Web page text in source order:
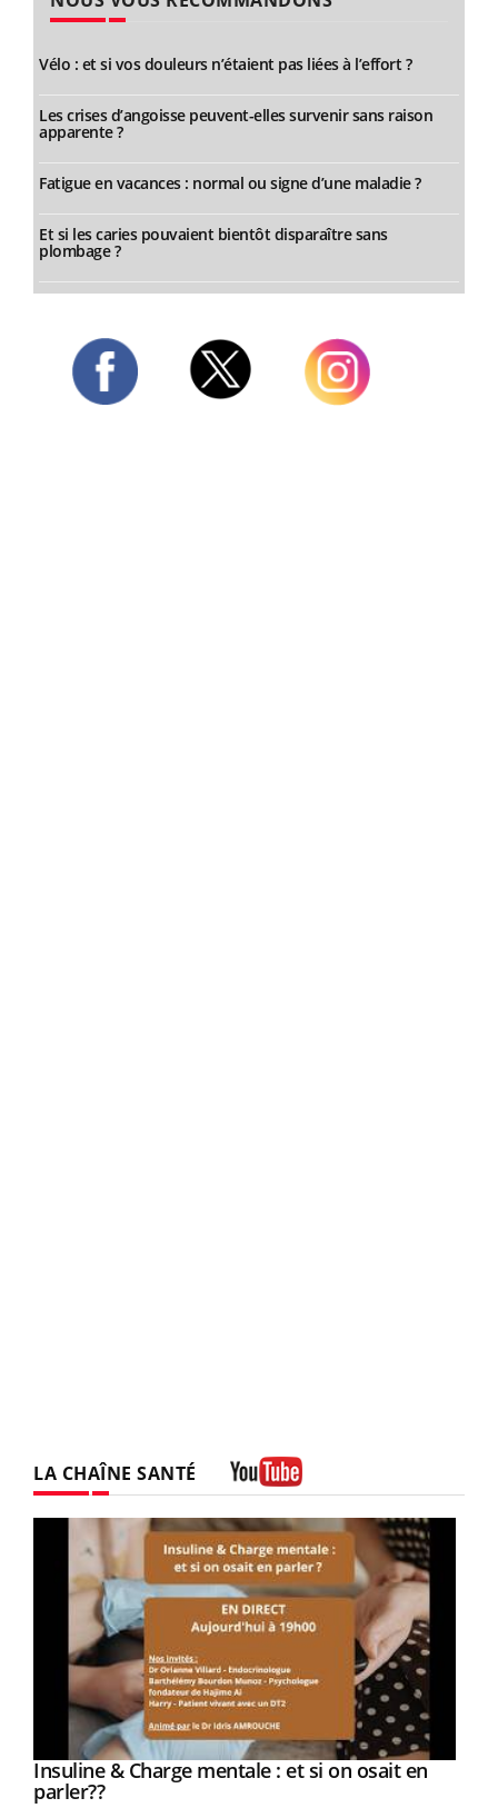
Vélo : et si vos douleurs n’étaient pas liées à l’effort ?
Les crises d’angoisse peuvent-elles survenir sans raison
apparente ?
Fatigue en vacances : normal ou signe d’une maladie ?
Et si les caries pouvaient bientôt disparaître sans
plombage ?
LA CHAÎNE SANTÉ
Youtube
Insuline & Charge mentale : et si on osait en
parler??Youtube